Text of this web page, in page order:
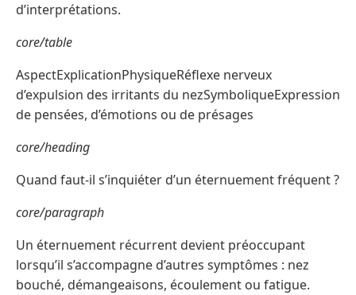
d’interprétations.
core/table
AspectExplicationPhysiqueRéflexe nerveux
d’expulsion des irritants du nezSymboliqueExpression
de pensées, d’émotions ou de présages
core/heading
Quand faut-il s’inquiéter d’un éternuement fréquent ?
core/paragraph
Un éternuement récurrent devient préoccupant
lorsqu’il s’accompagne d’autres symptômes : nez
bouché, démangeaisons, écoulement ou fatigue.